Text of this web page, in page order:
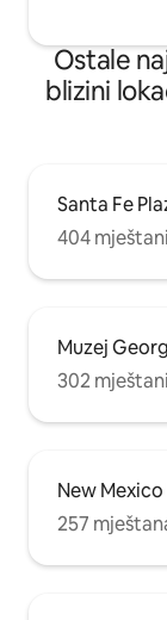
Ostale
blizini
Santa Fe
404
Muzej
302
New
257